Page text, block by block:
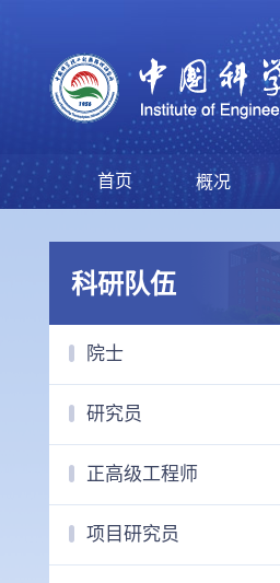
首页 概况
科研队伍
院士
研究员
正高级工程师
项目研究员